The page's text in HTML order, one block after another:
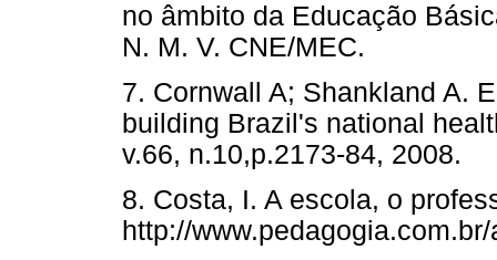
no âmbito da Educação
N. M. V. CNE/MEC.
7. Cornwall A; Shankland A.
building Brazil's national
v.66, n.10,p.2173-84, 2008.
8. Costa, I. A escola, o
http://